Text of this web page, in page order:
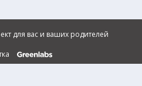
для вас и ваших родителей